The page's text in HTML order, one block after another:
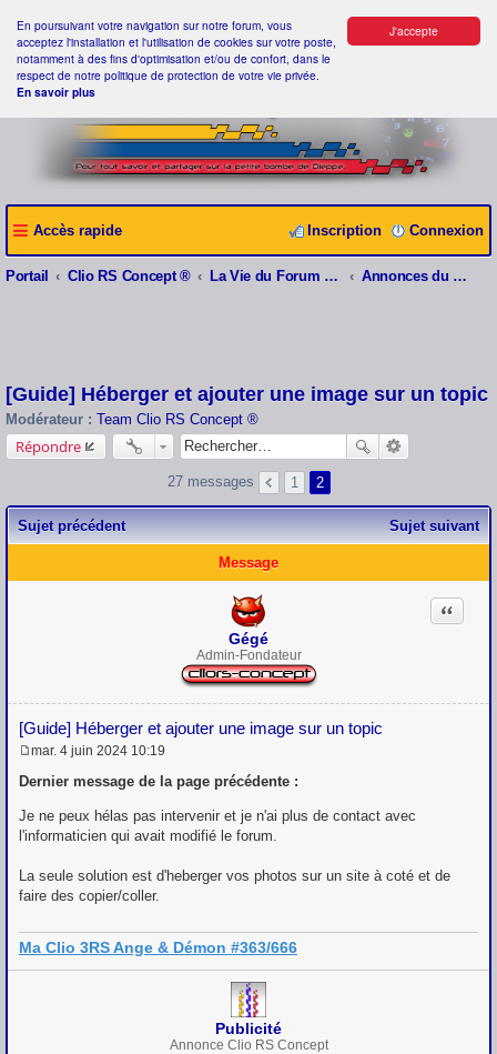
J'accepte
En poursuivant votre navigation sur notre forum, vous
acceptez l'installation et l'utilisation de cookies sur votre poste,
notamment à des fins d'optimisation et/ou de confort, dans le
respect de notre politique de protection de votre vie privée.
En savoir plus
Accès rapide Connexion
Inscription
Portail Clio RS Concept ® La Vie du Forum Clio RS Concept ® Annonces du webmaster
[Guide] Héberger et ajouter une image sur un topic
Modérateur : Team Clio RS Concept ®
Répondre
27 messages 1 2
Sujet précédent Sujet suivant
Message
Gégé
Admin-Fondateur
[Guide] Héberger et ajouter une image sur un topic
Citation
e
s
a
g
mar. 4 juin 2024 10:19
Dernier message de la page précédente :
Je ne peux hélas pas intervenir et je n'ai plus de contact avec
l'informaticien qui avait modifié le forum.
La seule solution est d'heberger vos photos sur un site à coté et de
faire des copier/coller.
Ma Clio 3RS Ange & Démon #363/666
Publicité
Annonce Clio RS Concept